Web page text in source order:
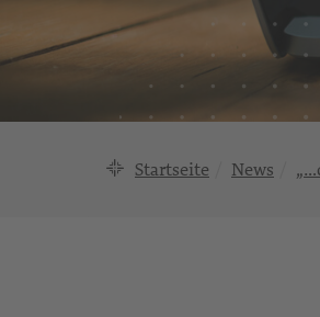
Startseite News